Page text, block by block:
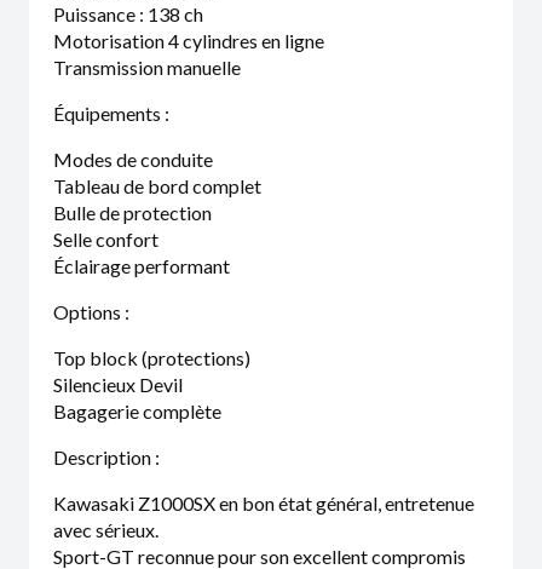
Puissance : 138 ch
Motorisation 4 cylindres en ligne
Transmission manuelle
Équipements :
Modes de conduite
Tableau de bord complet
Bulle de protection
Selle confort
Éclairage performant
Options :
Top block (protections)
Silencieux Devil
Bagagerie complète
Description :
Kawasaki Z1000SX en bon état général, entretenue
avec sérieux.
Sport-GT reconnue pour son excellent compromis